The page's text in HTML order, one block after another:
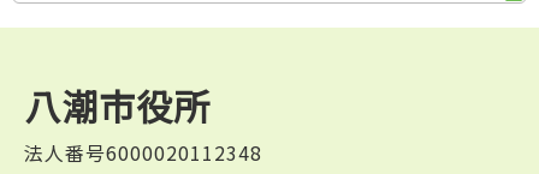
八潮市役所
法人番号6000020112348